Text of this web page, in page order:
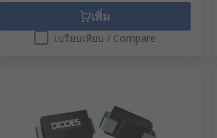
เพิ่ม
เปรียบเทียบ / Compare